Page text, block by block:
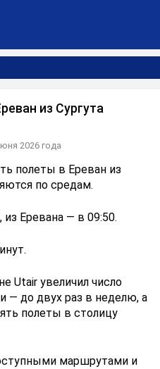
из Сургута
2026 года
полеты в Ереван из
по средам.
Еревана — в 09:50.
Utair увеличил число
— до двух раз в неделю, а
полеты в столицу
маршрутами и